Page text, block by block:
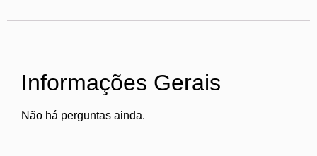
Informações Gerais
Não há perguntas ainda.